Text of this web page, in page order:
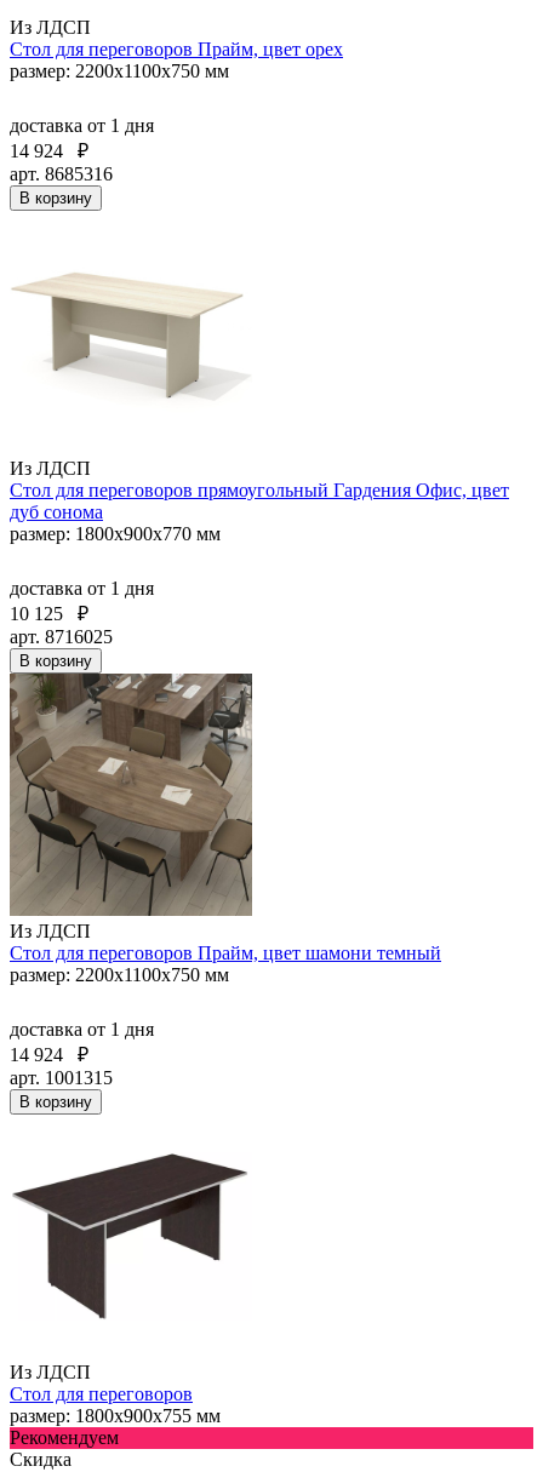
Из ЛДСП
Стол для переговоров Прайм, цвет орех
размер: 2200x1100x750 мм
доставка от 1 дня
14 924
₽
арт. 8685316
В корзину
Из ЛДСП
Стол для переговоров прямоугольный Гардения Офис, цвет
дуб сонома
размер: 1800x900x770 мм
доставка от 1 дня
10 125
₽
арт. 8716025
В корзину
Из ЛДСП
Стол для переговоров Прайм, цвет шамони темный
размер: 2200x1100x750 мм
доставка от 1 дня
14 924
₽
арт. 1001315
В корзину
Из ЛДСП
Стол для переговоров
размер: 1800х900х755 мм
Рекомендуем
Скидка